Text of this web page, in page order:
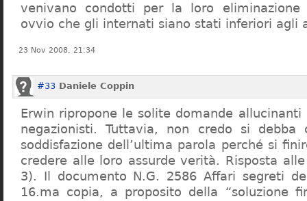
venivano condotti per la loro eliminazione
ovvio che gli internati siano stati inferiori agli
23 Nov 2008, 21:34
#33 Daniele Coppin
Erwin ripropone le solite domande
negazionisti. Tuttavia, non credo si debba
soddisfazione dell’ultima parola perché si
credere alle loro assurde verità. Risposta
3). Il documento N.G. 2586 Affari segreti
16.ma copia, a proposito della “soluzione